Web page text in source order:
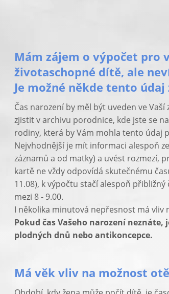
Mám zájem o výpočet pro
životaschopné dítě, ale
Je možné někde tento
Čas narození by měl být uveden ve
zjistit v archivu porodnice, kde jste se
rodiny, která by Vám mohla tento údaj
Nejvhodnější je mít informaci alespoň
záznamů a od matky) a uvést rozmezí,
kartě ne vždy odpovídá skutečnému
11.08), k výpočtu stačí alespoň
mezi 8 - 9.00.
I několika minutová nepřesnost má vliv
Pokud čas Vašeho narození
plodných dnů nebo antikoncepce.
Má věk vliv na možnost